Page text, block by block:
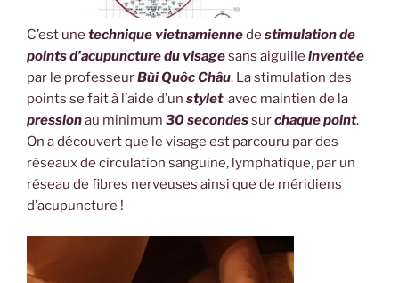
C’est une technique vietnamiennede stimulation de
points d’acupuncture du visagesans aiguille inventée
par le professeurBùi Quôc Châu. La stimulation des
points se fait à l’aide d’un stylet avec maintien de la
pressionau minimum 30 secondessurchaque point.
On a découvert que le visage est parcouru par des
réseaux de circulation sanguine, lymphatique, par un
réseau de fibres nerveuses ainsi que de méridiens
d’acupuncture !